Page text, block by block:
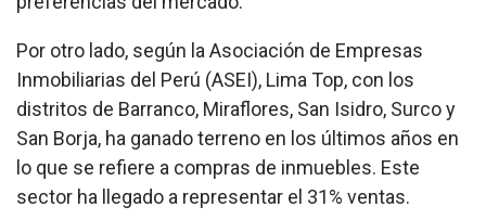
Por otro lado, según la Asociación de Empresas
Inmobiliarias del Perú (ASEI), Lima Top, con los
distritos de Barranco, Miraflores, San Isidro, Surco y
San Borja, ha ganado terreno en los últimos años en
lo que se refiere a compras de inmuebles. Este
sector ha llegado a representar el 31% ventas.